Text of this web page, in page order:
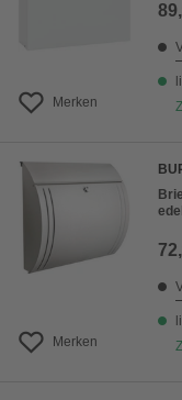
Merken
Merken